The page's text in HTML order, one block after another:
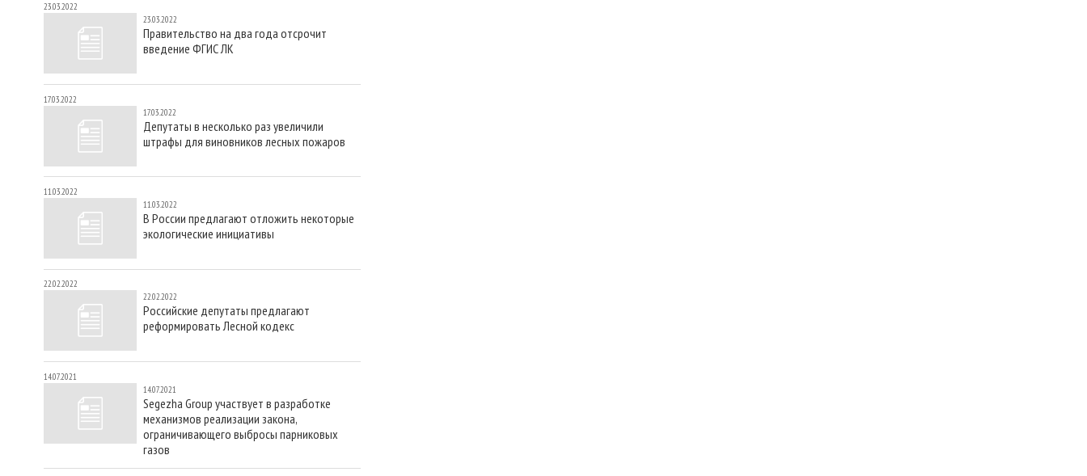
23.03.2022
23.03.2022
Правительство на два года отсрочит
введение ФГИС ЛК
17.03.2022
17.03.2022
Депутаты в несколько раз увеличили
штрафы для виновников лесных пожаров
11.03.2022
11.03.2022
В России предлагают отложить некоторые
экологические инициативы
22.02.2022
22.02.2022
Российские депутаты предлагают
реформировать Лесной кодекс
14.07.2021
14.07.2021
Segezha Group участвует в разработке
механизмов реализации закона,
ограничивающего выбросы парниковых
газов